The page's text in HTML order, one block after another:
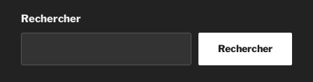
Rechercher
Rechercher